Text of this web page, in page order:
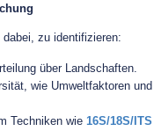
zu identifizieren:
über Landschaften.
wie Umweltfaktoren
Techniken wie 16S/18S/